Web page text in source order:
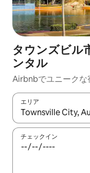
タウンズビル
ンタル
Airbnbでユニークな
エリア
検索結果が表示され
チェックイン